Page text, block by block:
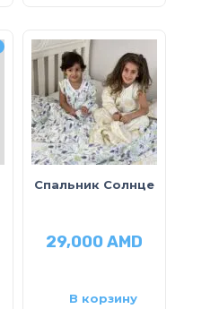
Спальник Солнце
29,000AMD
В корзину